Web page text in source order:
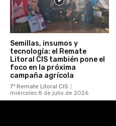
Semillas, insumos y
tecnología: el Remate
Litoral CIS también pone el
foco en la próxima
campaña agrícola
7° Remate Litoral CIS
miércoles 8 de julio de 2026